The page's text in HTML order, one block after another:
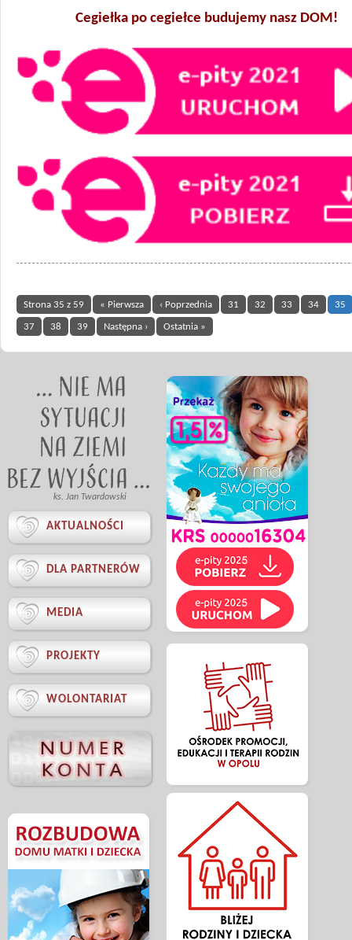
Cegiełka po cegiełce budujemy nasz DOM!
Strona 35 z 59 « Pierwsza ‹ Poprzednia 31 32 33 34 35
37 38 39 Następna › Ostatnia »
ks. Jan Twardowski
 AKTUALNOŚCI
 DLA PARTNERÓW
 MEDIA
 PROJEKTY
 WOLONTARIAT